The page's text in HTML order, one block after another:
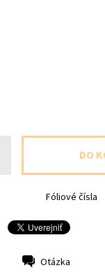
Fóliové čísla
Otázka